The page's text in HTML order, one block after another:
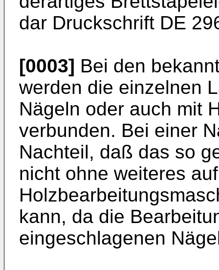
dar Druckschrift DE
[0003] Bei den
werden die einzelnen
Nägeln oder auch mit
verbunden. Bei einer
Nachteil, daß das so
nicht ohne weiteres
kann, da die
eingeschlagenen